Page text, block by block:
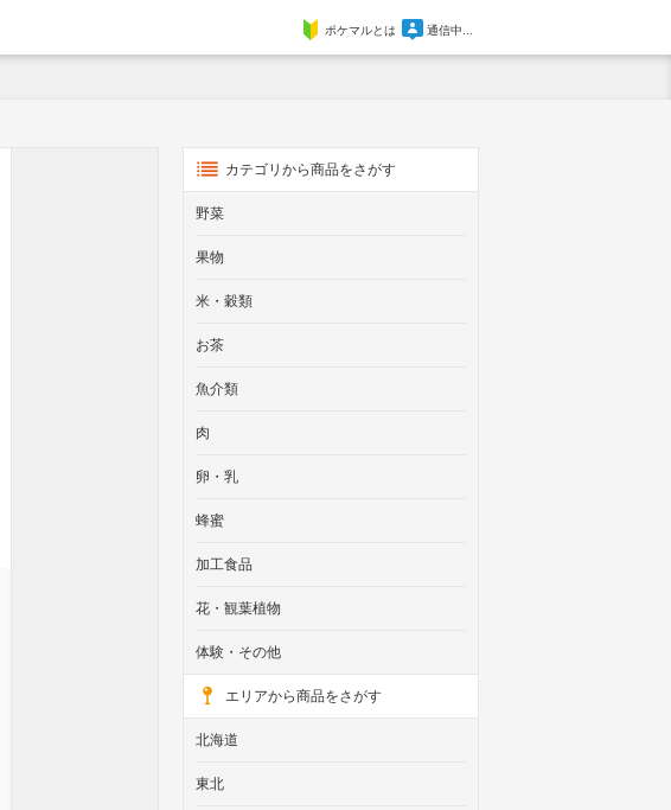
ポケマルとは 通信中...
カテゴリから商品をさがす
野菜
果物
米・穀類
お茶
魚介類
肉
卵・乳
蜂蜜
加工食品
花・観葉植物
体験・その他
エリアから商品をさがす
北海道
東北